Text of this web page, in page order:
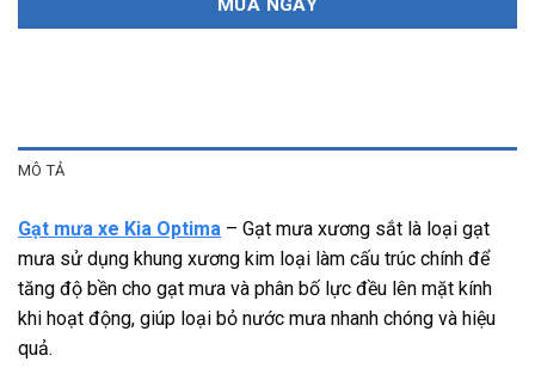
MUA NGAY
MÔ TẢ
Gạt mưa xe Kia Optima – Gạt mưa xương sắt là loại gạt
mưa sử dụng khung xương kim loại làm cấu trúc chính để
tăng độ bền cho gạt mưa và phân bố lực đều lên mặt kính
khi hoạt động, giúp loại bỏ nước mưa nhanh chóng và hiệu
quả.